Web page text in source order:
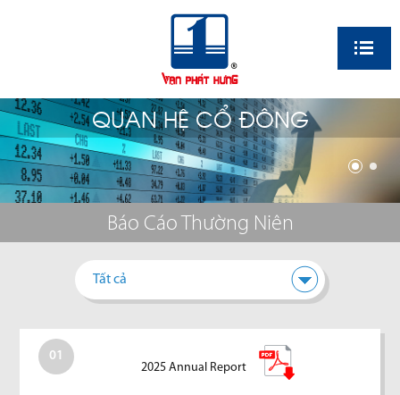
QUAN HỆ CỔ ĐÔNG
Báo Cáo Thường Niên
Tất cả
01
2025 Annual Report